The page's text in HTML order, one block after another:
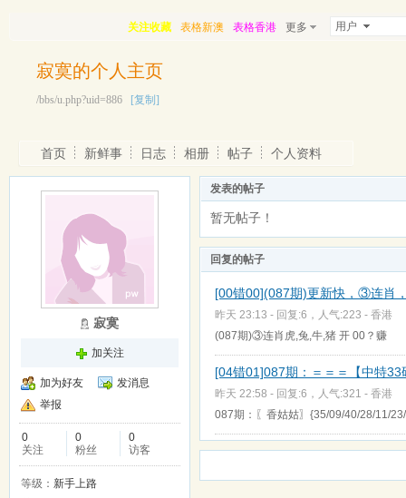
关注收藏 表格新澳 表格香港 更多 用户
寂寞的个人主页
/bbs/u.php?uid=886 [复制]
首页 新鲜事 日志 相册 帖子 个人资料
寂寞
加关注
加为好友
发消息
举报
0
关注
0
粉丝
0
访客
等级： 新手上路
发表的帖子
暂无帖子！
回复的帖子
[00错00](087期)更新快，③连肖
昨天 23:13 - 回复:6，人气:223 - 香港
(087期)③连肖虎,兔,牛,猪 开 00？赚
[04错01]087期：＝＝＝【中特
昨天 22:58 - 回复:6，人气:321 - 香港
087期：〖香姑姑〗{35/09/40/28/11/